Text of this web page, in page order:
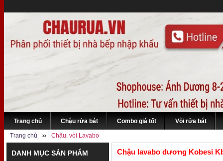
Trang chủ Chậu rửa bát Combo giá tốt Vòi rửa bát
Trang chủ Chậu, vòi Lavabo
DANH MỤC SẢN PHẨM Chậu lavabo dương Kobesi